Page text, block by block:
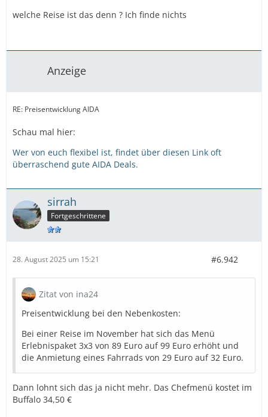
welche Reise ist das denn ? Ich finde nichts
Anzeige
RE: Preisentwicklung AIDA
Schau mal hier:
Wer von euch flexibel ist, findet über diesen Link oft
überraschend gute AIDA Deals.
sirrah
Fortgeschrittene
28. August 2025 um 15:21 #6.942
Zitat von ina24
Preisentwicklung bei den Nebenkosten:
Bei einer Reise im November hat sich das Menü
Erlebnispaket 3x3 von 89 Euro auf 99 Euro erhöht und
die Anmietung eines Fahrrads von 29 Euro auf 32 Euro.
Dann lohnt sich das ja nicht mehr. Das Chefmenü kostet im
Buffalo 34,50 €